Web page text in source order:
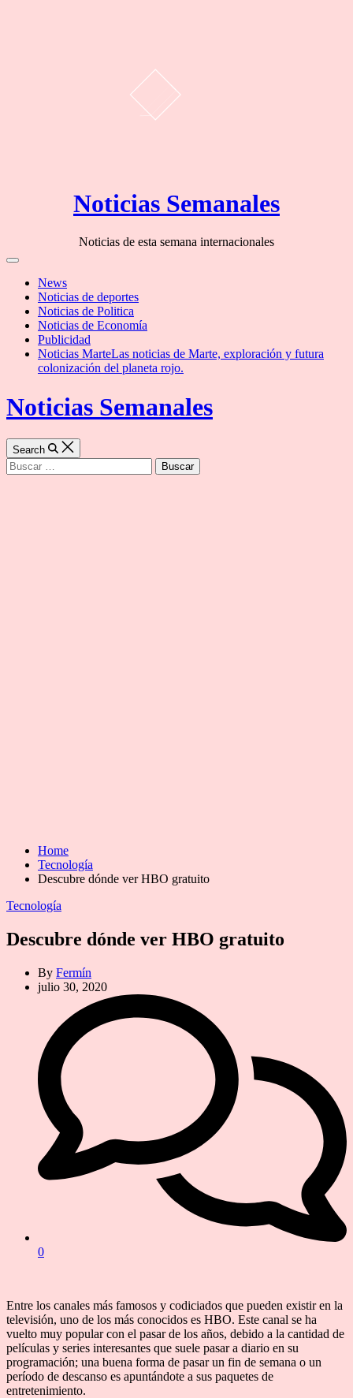
Noticias Semanales
Noticias de esta semana internacionales
Off
CanvasNews
Noticias de deportes
Noticias de Politica
Noticias de Economía
Publicidad
Noticias MarteLas noticias de Marte, exploración y futura
colonización del planeta rojo.
Noticias Semanales
Search
Buscar:
Home
Tecnología
Descubre dónde ver HBO gratuito
Categories
Tecnología
Descubre dónde ver HBO gratuito
By Fermín
julio 30, 2020
0
Entre los canales más famosos y codiciados que pueden existir en la
televisión, uno de los más conocidos es HBO. Este canal se ha
vuelto muy popular con el pasar de los años, debido a la cantidad de
películas y series interesantes que suele pasar a diario en su
programación; una buena forma de pasar un fin de semana o un
período de descanso es apuntándote a sus paquetes de
entretenimiento.